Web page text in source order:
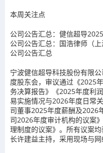
本周关注点
公司公告汇总：健信超导
公司公告汇总：国浩律师（
公司公告汇总
宁波健信超导科技股份有限
度股东会，审议通过《2025
务决算报告》《2025年度利
易实施情况与2026年度日常
司董事2025年度薪酬及2026
司2026年度审计机构的议案
理制度的议案》。所有议案
长许建益主持，采用现场与网